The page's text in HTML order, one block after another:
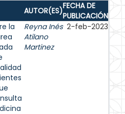
AUTOR(ES)FECHA DE
PUBLICACIÓN
la
Reyna Inés
Atilano
Martinez
2-feb-2023